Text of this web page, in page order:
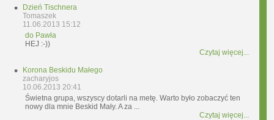
Dzień Tischnera
Tomaszek
11.06.2013 15:12
do Pawła
HEJ :-))
Czytaj więcej...
Korona Beskidu Małego
zacharyjos
10.06.2013 20:41
Świetna grupa, wszyscy dotarli na metę. Warto było zobaczyć ten
nowy dla mnie Beskid Mały. A za ...
Czytaj więcej...